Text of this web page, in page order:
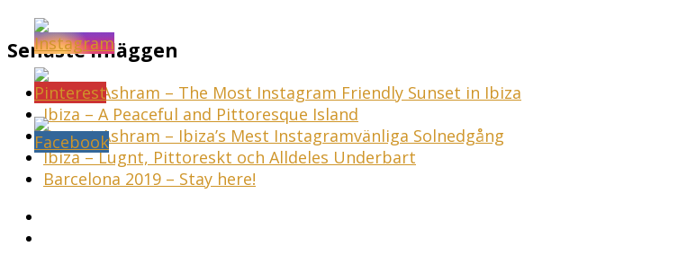
Senaste inläggen
Sunset Ashram – The Most Instagram Friendly Sunset in Ibiza
Ibiza – A Peaceful and Pittoresque Island
Sunset Ashram – Ibiza’s Mest Instagramvänliga Solnedgång
Ibiza – Lugnt, Pittoreskt och Alldeles Underbart
Barcelona 2019 – Stay here!